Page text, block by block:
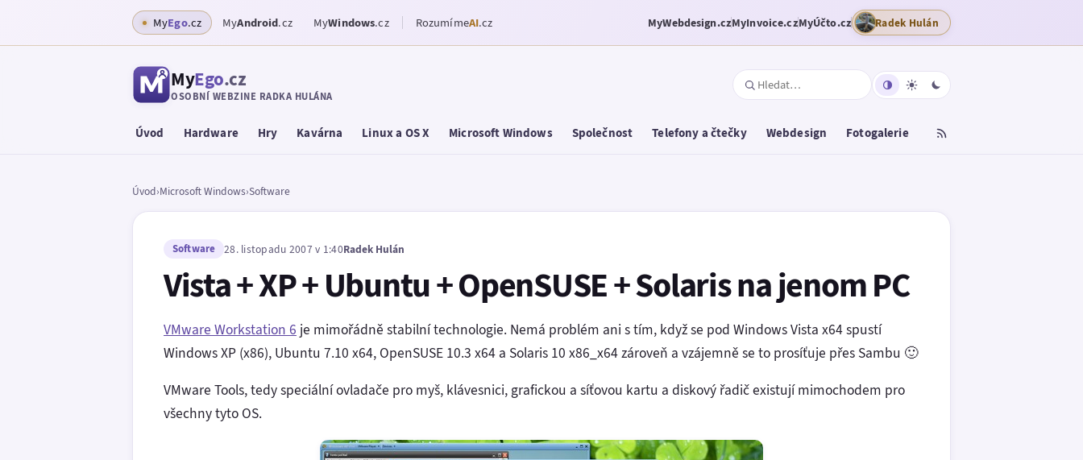
MyEgo.cz MyAndroid.cz MyWindows.cz RozumímeAI.cz MyWebdesign.czMyInvoice.czMyÚčto.cz Radek Hulán
MyEgo.cz
OSOBNÍ WEBZINE RADKA HULÁNA
Úvod Hardware Hry Kavárna Linux a OS X Microsoft Windows Společnost Telefony a čtečky Webdesign Fotogalerie
Úvod›Microsoft Windows›Software
Software 28. listopadu 2007 v 1:40Radek Hulán
Vista + XP + Ubuntu + OpenSUSE + Solaris na jenom PC
VMware Workstation 6 je mimořádně stabilní technologie. Nemá problém ani s tím, když se pod Windows Vista x64 spustí
Windows XP (x86), Ubuntu 7.10 x64, OpenSUSE 10.3 x64 a Solaris 10 x86_x64 zároveň a vzájemně se to prosíťuje přes Sambu 🙂
VMware Tools, tedy speciální ovladače pro myš, klávesnici, grafickou a síťovou kartu a diskový řadič existují mimochodem pro
všechny tyto OS.